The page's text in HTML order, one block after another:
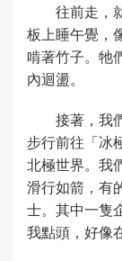
往前走，
板上睡午覺，
啃著竹子。牠
內迴盪。
接著，我
步行前往「冰
北極世界。我
滑行如箭，有
士。其中一隻
我點頭，好像